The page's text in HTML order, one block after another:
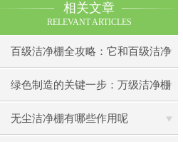
相关文章
RELEVANT ARTICLES
百级洁净棚全攻略：它和百级洁净
室到底有什么区别？
绿色制造的关键一步：万级洁净棚
助力环保型半导体产业发展
无尘洁净棚有哪些作用呢